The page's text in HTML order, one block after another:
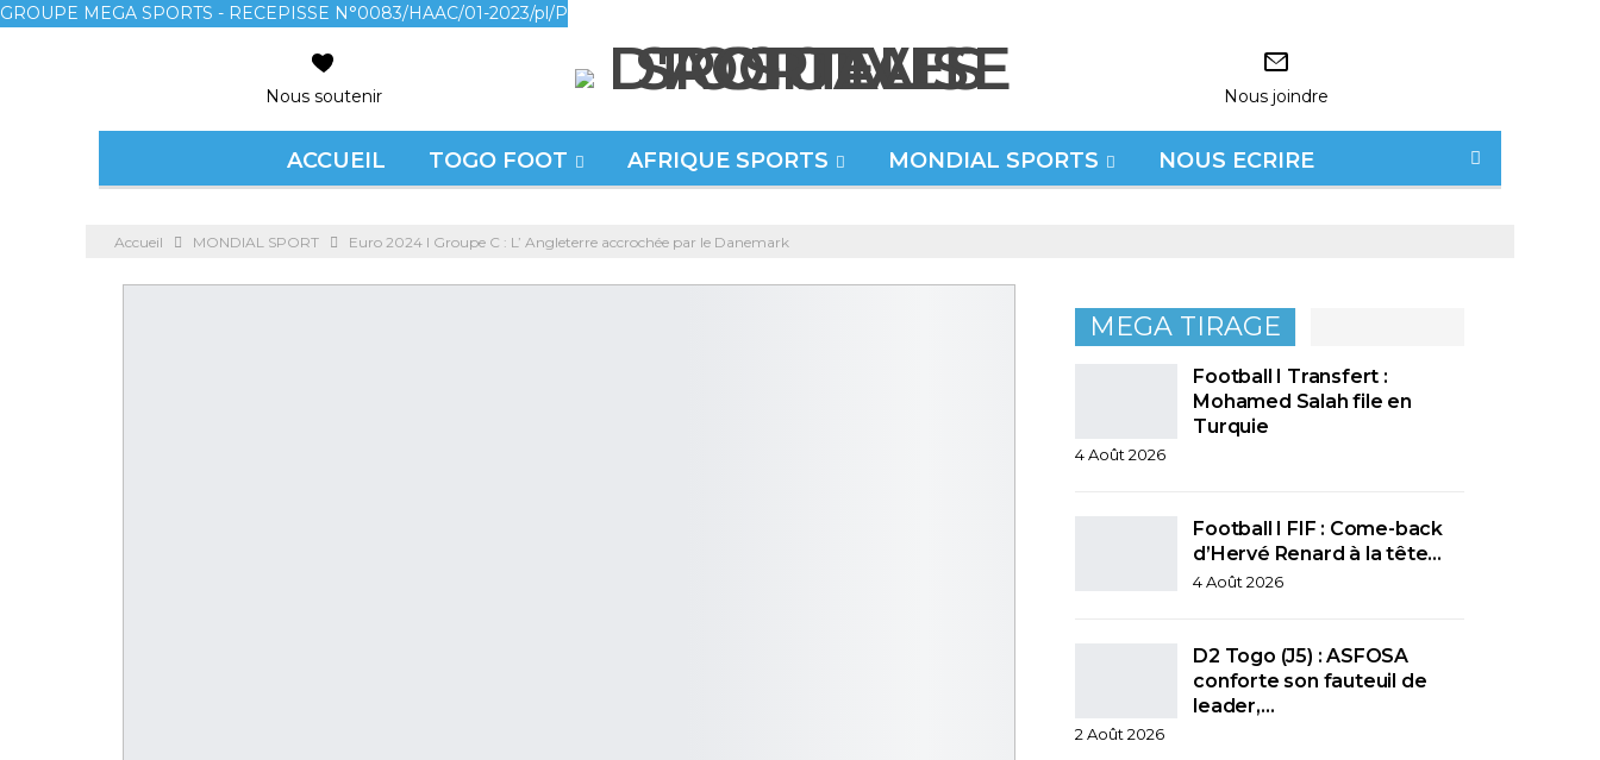
GROUPE MEGA SPORTS - RECEPISSE N°0083/HAAC/01-2023/pl/P
Nous soutenir Nous joindre
ACCUEIL TOGO FOOT AFRIQUE SPORTS MONDIAL SPORTS NOUS ECRIRE
Accueil MONDIAL SPORT Euro 2024 l Groupe C : L’ Angleterre accrochée par le Danemark
MEGA TIRAGE
Football I Transfert :
Mohamed Salah file en
Turquie
4 Août 2026
Football I FIF : Come-back
d’Hervé Renard à la tête…
4 Août 2026
D2 Togo (J5) : ASFOSA
conforte son fauteuil de
leader,…
2 Août 2026